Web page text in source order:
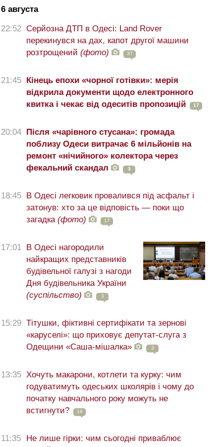
6 августа
22:52 Серйозна ДТП в Одесі: Land Rover
перекинувся на дах, капот другої машини
розтрощений (фото) 37
21:45 Кінець епохи «чорної готівки»: мерія
відкрила документи щодо електронного
квитка і чекає від одеситів пропозицій
17
20:04 Після «чарівного стусана»: громада
поблизу Одеси витрачає 6 мільйонів на
ремонт «нічийного» колектора через
фекальний скандал
3
18:45 В Одесі легковик провалився під асфальт і
затонув: хто за це відповість — поки що
загадка (фото) 17
17:01
В Одесі нагородили
найкращих представників
будівельної галузі з нагоди
Дня будівельника України
(суспільство)
3
15:29 Тітушки, фіктивні сертифікати та зернові
«каруселі»: що приховує депутат-слуга з
Одещини «Саша-мішалка»
3
13:35 Хочуть макарони, котлети та курку: чим
годуватимуть одеських школярів і чому до
початку навчального року можуть не
встигнути?
16
11:35
Не лише гірки: чим сьогодні приваблює